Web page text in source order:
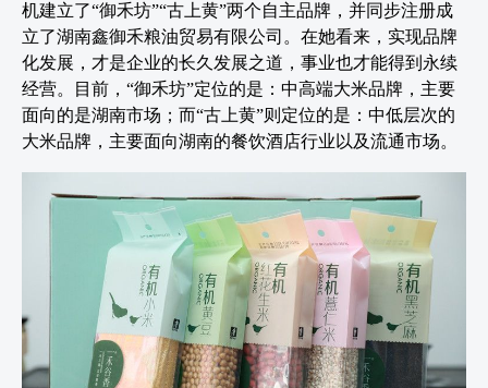
机建立了“御禾坊”“古上黄”两个自主品牌，并同步注册成
立了湖南鑫御禾粮油贸易有限公司。在她看来，实现品牌
化发展，才是企业的长久发展之道，事业也才能得到永续
经营。目前，“御禾坊”定位的是：中高端大米品牌，主要
面向的是湖南市场；而“古上黄”则定位的是：中低层次的
大米品牌，主要面向湖南的餐饮酒店行业以及流通市场。